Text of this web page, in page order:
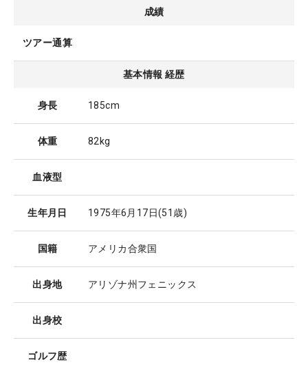
成績
ツアー通算
基本情報 経歴
身長 185cm
体重 82kg
血液型
生年月日 1975年6月17日(51歳)
国籍 アメリカ合衆国
出身地 アリゾナ州フェニックス
出身校
ゴルフ歴